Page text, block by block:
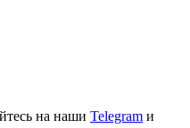
на наши Telegram и